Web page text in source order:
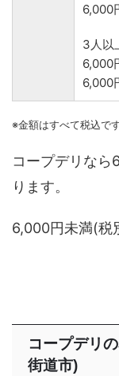
6,000
3人以
6,000
6,000
※金額はすべて税込です
コープデリなら
ります。
6,000円未満(税
コープデリ
街道市)